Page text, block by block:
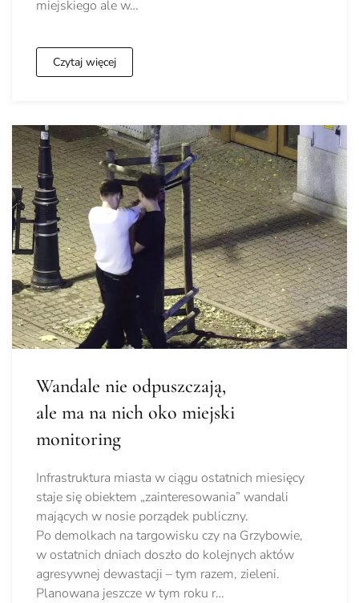
miejskiego ale w…
Czytaj więcej
Wandale nie odpuszczają,
ale ma na nich oko miejski
monitoring
Infrastruktura miasta w ciągu ostatnich miesięcy
staje się obiektem „zainteresowania” wandali
mających w nosie porządek publiczny.
Po demolkach na targowisku czy na Grzybowie,
w ostatnich dniach doszło do kolejnych aktów
agresywnej dewastacji – tym razem, zieleni.
Planowana jeszcze w tym roku r…